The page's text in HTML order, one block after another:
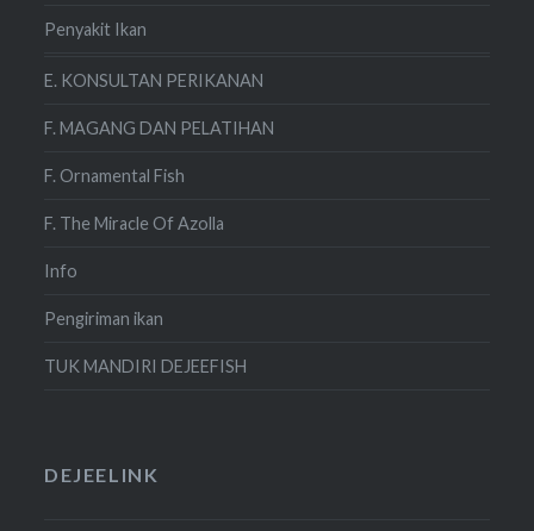
Penyakit Ikan
E. KONSULTAN PERIKANAN
F. MAGANG DAN PELATIHAN
F. Ornamental Fish
F. The Miracle Of Azolla
Info
Pengiriman ikan
TUK MANDIRI DEJEEFISH
DEJEELINK